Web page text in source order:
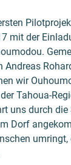
mit der
Andreas
wir
Tahoua-
uns durch
Dorf